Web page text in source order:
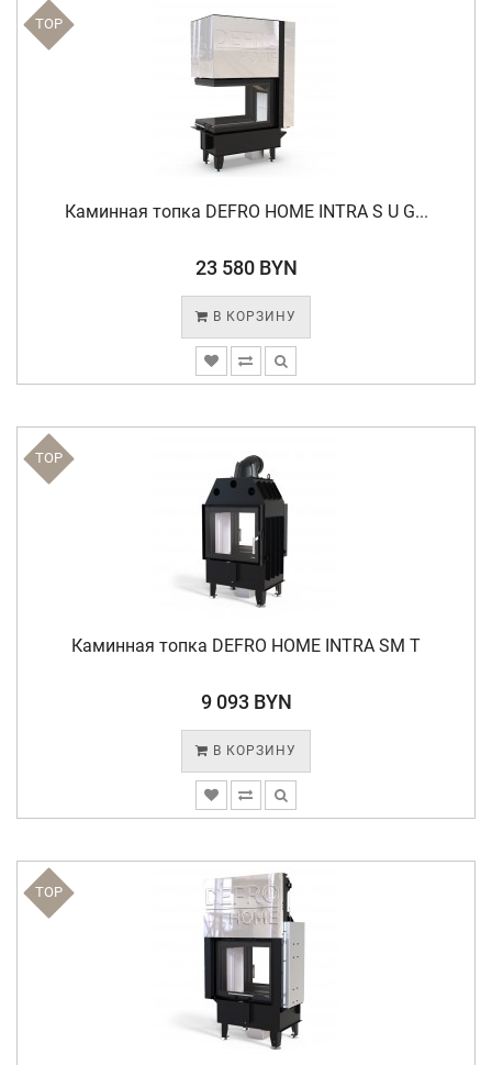
TOP
Каминная топка DEFRO HOME INTRA S U G...
23 580 BYN
В КОРЗИНУ
TOP
Каминная топка DEFRO HOME INTRA SM T
9 093 BYN
В КОРЗИНУ
TOP